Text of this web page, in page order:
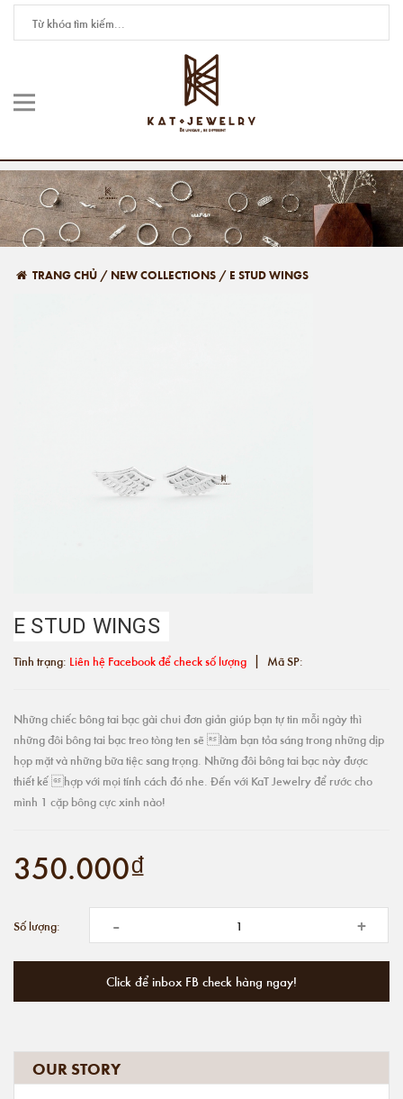
TRANG CHỦ / NEW COLLECTIONS / E STUD WINGS
E STUD WINGS
Tình trạng: Liên hệ Facebook để check số lượng | Mã SP:
Những chiếc bông tai bạc gài chui đơn giản giúp bạn tự tin mỗi ngày thì
những đôi bông tai bạc treo tòng ten sẽ làm bạn tỏa sáng trong những dịp
họp mặt và những bữa tiệc sang trọng. Những đôi bông tai bạc này được
thiết kế hợp với mọi tính cách đó nhe. Đến với KaT Jewelry để rước cho
mình 1 cặp bông cực xinh nào!
350.000₫
Số lượng: - +
Click để inbox FB check hàng ngay!
OUR STORY